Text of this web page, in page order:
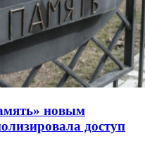
новым
доступ